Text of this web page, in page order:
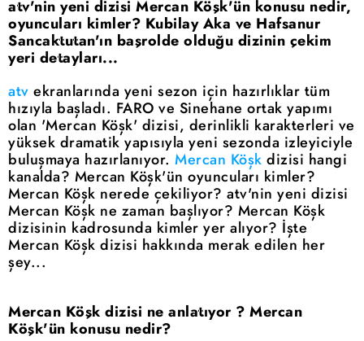
atv'nin yeni dizisi Mercan Köşk'ün konusu nedir,
oyuncuları kimler? Kubilay Aka ve Hafsanur
Sancaktutan'ın başrolde olduğu dizinin çekim
yeri detayları...
atv ekranlarında yeni sezon için hazırlıklar tüm
hızıyla başladı. FARO ve Sinehane ortak yapımı
olan 'Mercan Köşk' dizisi, derinlikli karakterleri ve
yüksek dramatik yapısıyla yeni sezonda izleyiciyle
buluşmaya hazırlanıyor. Mercan Köşk dizisi hangi
kanalda? Mercan Köşk'ün oyuncuları kimler?
Mercan Köşk nerede çekiliyor? atv'nin yeni dizisi
Mercan Köşk ne zaman başlıyor? Mercan Köşk
dizisinin kadrosunda kimler yer alıyor? İşte
Mercan Köşk dizisi hakkında merak edilen her
şey...
Mercan Köşk dizisi ne anlatıyor ? Mercan
Köşk'ün konusu nedir?